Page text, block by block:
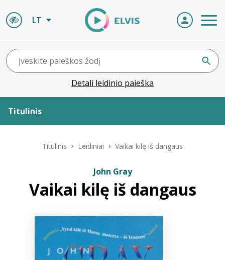
LT
Detali leidinio paieška
Titulinis
ELVIS atvyksta
Bibliotekoms
Titulinis Leidiniai Vaikai kilę iš dangaus
John Gray
Vaikai kilę iš dangaus